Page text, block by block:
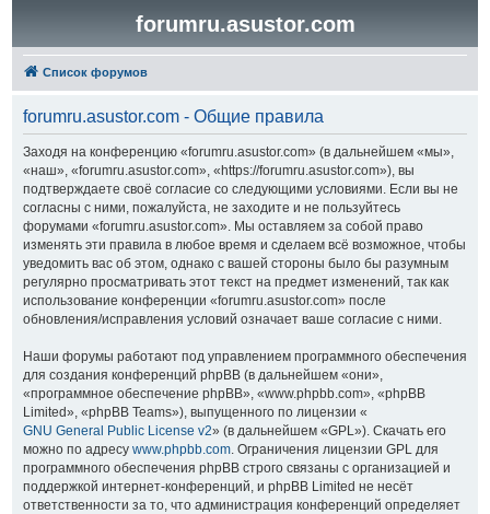
forumru.asustor.com
Список форумов
forumru.asustor.com - Общие правила
Заходя на конференцию «forumru.asustor.com» (в дальнейшем «мы»,
«наш», «forumru.asustor.com», «https://forumru.asustor.com»), вы
подтверждаете своё согласие со следующими условиями. Если вы не
согласны с ними, пожалуйста, не заходите и не пользуйтесь
форумами «forumru.asustor.com». Мы оставляем за собой право
изменять эти правила в любое время и сделаем всё возможное, чтобы
уведомить вас об этом, однако с вашей стороны было бы разумным
регулярно просматривать этот текст на предмет изменений, так как
использование конференции «forumru.asustor.com» после
обновления/исправления условий означает ваше согласие с ними.
Наши форумы работают под управлением программного обеспечения
для создания конференций phpBB (в дальнейшем «они»,
«программное обеспечение phpBB», «www.phpbb.com», «phpBB
Limited», «phpBB Teams»), выпущенного по лицензии «
GNU General Public License v2» (в дальнейшем «GPL»). Скачать его
можно по адресу www.phpbb.com. Ограничения лицензии GPL для
программного обеспечения phpBB строго связаны с организацией и
поддержкой интернет-конференций, и phpBB Limited не несёт
ответственности за то, что администрация конференций определяет